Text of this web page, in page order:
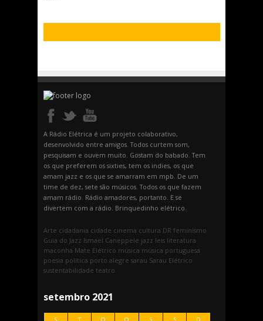
A Rádio Elétrica é um projeto colaborativo,
desenvolvido entre amigos. Todos curtem som,
pesquisam e ouvem muito. Gostam do babado. Tem
os que preferem os sixties, tem os indies, os que
amam jazz e os que se amarram em mpb. De um
time de dez, sete são músicos. Todos os que fazem
amam rádio. Rádio amadores, portanto. E se
divertem com a rádio. Brinquedinho elétrico.
Arte cidadania cidade cinema cultura DR feminismo
Guia do Jazz Ismael Caneppele jazz leis literatura
maconha Mate Elétrico música música portuguesa
poesia política porto alegre sarau Sarau Elétrico
sustentabilidade teatro
setembro 2021